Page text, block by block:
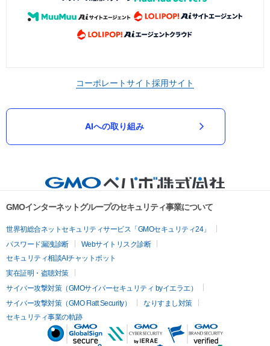
コーポレートサイト採用サイト
AIへの取り組み
GMOインターネットグループのセキュリティ事業について
世界初総合ネットセキュリティサービス「GMOセキュリティ24」
パスワード漏洩診断
Webサイトリスク診断
セキュリティ相談AIチャットボット
実在証明・盗聴対策
サイバー攻撃対策（GMOサイバーセキュリティ byイエラエ）
サイバー攻撃対策（GMO Flatt Security）
なりすまし対策
セキュリティ事業の軌跡